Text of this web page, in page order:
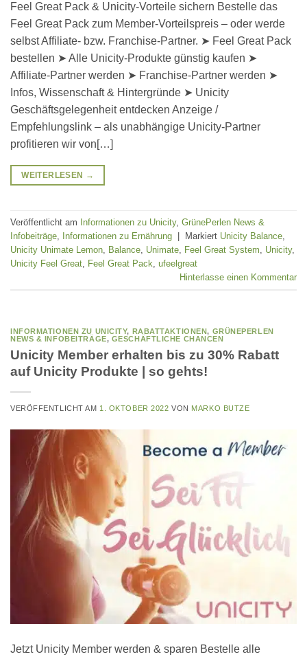
Feel Great Pack & Unicity-Vorteile sichern Bestelle das
Feel Great Pack zum Member-Vorteilspreis – oder werde
selbst Affiliate- bzw. Franchise-Partner. ➤ Feel Great Pack
bestellen ➤ Alle Unicity-Produkte günstig kaufen ➤
Affiliate-Partner werden ➤ Franchise-Partner werden ➤
Infos, Wissenschaft & Hintergründe ➤ Unicity
Geschäftsgelegenheit entdecken Anzeige /
Empfehlungslink – als unabhängige Unicity-Partner
profitieren wir von[…]
WEITERLESEN →
Veröffentlicht am Informationen zu Unicity, GrünePerlen News &
Infobeiträge Informationen zu Ernährung | Markiert Unicity Balance
Unicity Unimate Lemon Balance Unimate Feel Great System Unicity,
Unicity Feel Great Feel Great Pack ufeelgreat
Hinterlasse einen Kommentar
INFORMATIONEN ZU UNICITY, RABATTAKTIONEN, GRÜNEPERLEN
NEWS & INFOBEITRÄGE, GESCHÄFTLICHE CHANCEN
Unicity Member erhalten bis zu 30% Rabatt
auf Unicity Produkte | so gehts!
VERÖFFENTLICHT AM 1. OKTOBER 2022 VON MARKO BUTZE
Jetzt Unicity Member werden & sparen Bestelle alle